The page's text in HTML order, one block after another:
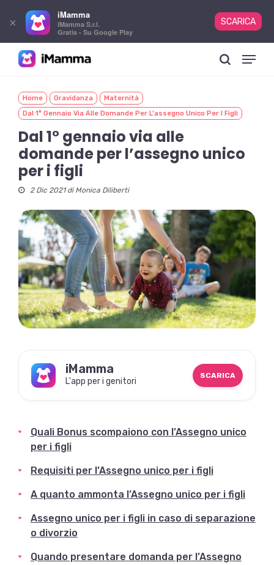
content
Menu
Home Gravidanza
Maternità
Dal 1° Gennaio Via Alle Domande Per L’assegno Unico Per I Figli
Dal 1° gennaio via alle
domande per l’assegno unico
per i figli
2 Dic 2021 di Monica Diliberti
iMamma
L'app per i genitori
SCARICA
Quali Bonus scompaiono con l’Assegno unico
per i figli
Requisiti per l’Assegno unico per i figli
A quanto ammonta l’Assegno unico per i figli
Assegno unico per i figli in caso di separazione
o divorzio
Quando presentare domanda per l’Assegno
×
iMamma
iMamma S.r.l.
Gratis - Su Google Play
SCARICA